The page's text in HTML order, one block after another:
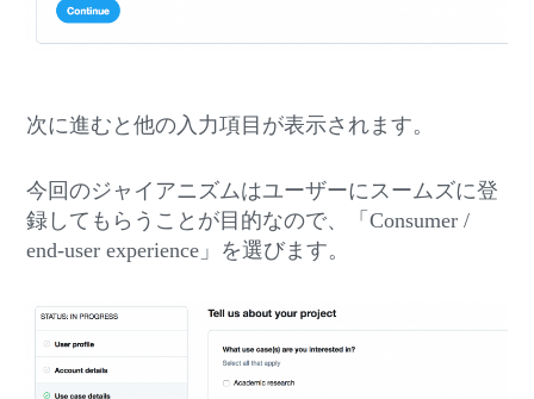
次に進むと他の入力項目が表示されます。
今回のジャイアニズムはユーザーにスームズに登
録してもらうことが目的なので、「Consumer /
end-user experience」を選びます。